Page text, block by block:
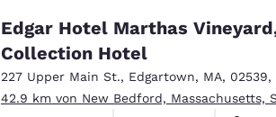
Edgar Hotel Marthas
Collection Hotel
227 Upper Main St., Edgartown, MA, 02539,
42.9 km von New Bedford, Massachusetts,